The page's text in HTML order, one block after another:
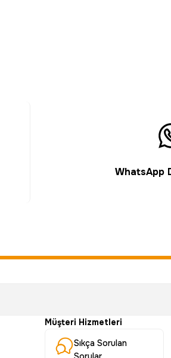
WhatsApp
Müşteri Hizmetleri
Sıkça Sorulan